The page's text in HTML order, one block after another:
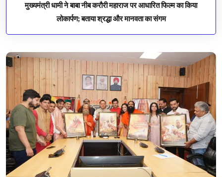
मुख्यमंत्री धामी ने बाबा नीब करौरी महाराज पर आधारित फिल्म का किया
लोकार्पण; बताया श्रद्धा और मानवता का संगम